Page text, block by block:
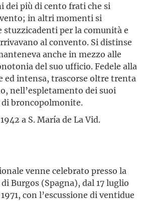
dei più di cento frati che si
in altri momenti si
stuzzicadenti per la comunità e
al convento. Si distinse
anche in mezzo alle
del suo ufficio. Fedele alla
ed intensa, trascorse oltre trenta
nell’espletamento dei suoi
broncopolmonite.
a S. María de La Vid.
venne celebrato presso la
Burgos (Spagna), dal 17 luglio
con l’escussione di ventidue